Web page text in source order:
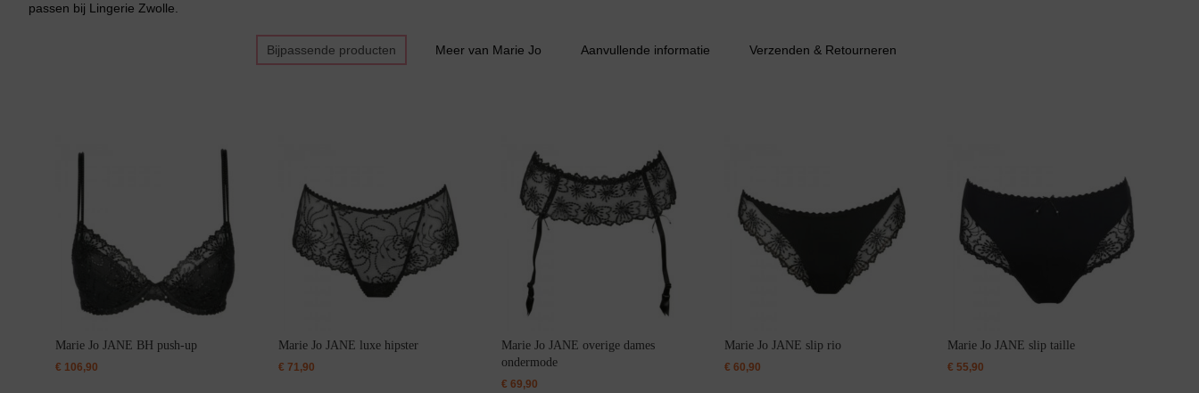
passen bij Lingerie Zwolle.
Bijpassende producten Meer van Marie Jo Aanvullende informatie Verzenden & Retourneren
Marie Jo JANE BH push-up
€ 106,90
Marie Jo JANE luxe hipster
€ 71,90
Marie Jo JANE overige dames
ondermode
€ 69,90
Marie Jo JANE slip rio
€ 60,90
Marie Jo JANE slip taille
€ 55,90
Alle Bikini’s
Slipdress